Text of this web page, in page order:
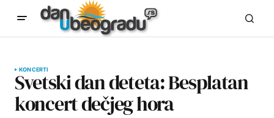
KONCERTI
Svetski dan deteta: Besplatan
koncert dečjeg hora